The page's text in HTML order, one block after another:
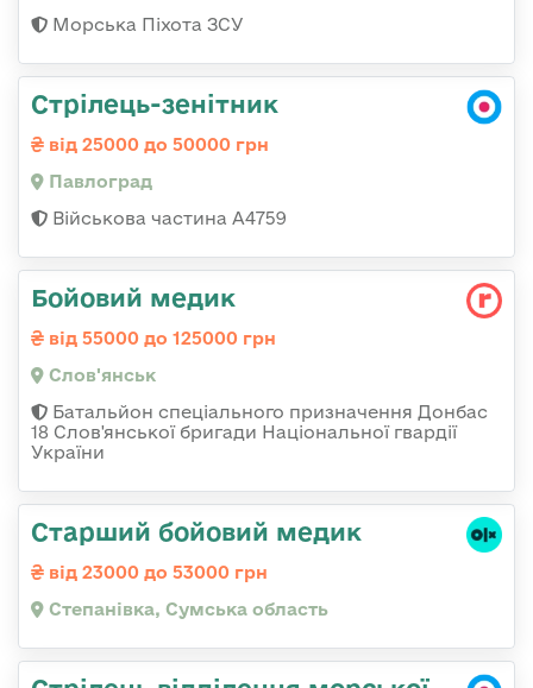
Морська Піхота ЗСУ
Стрілець-зенітник
від 25000 до 50000 грн
Павлоград
Військова частина А4759
Бойовий медик
від 55000 до 125000 грн
Слов'янськ
Батальйон спеціального призначення Донбас
18 Слов'янської бригади Національної гвардії
України
Старший бойовий медик
від 23000 до 53000 грн
Степанівка, Сумська область